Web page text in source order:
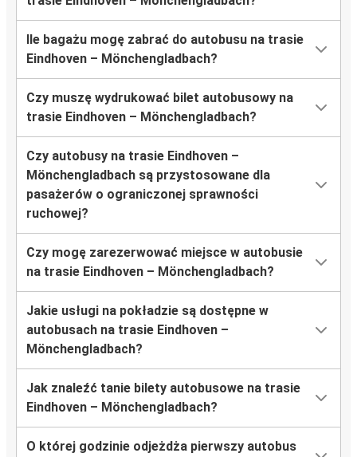
Ile bagażu mogę zabrać do autobusu na trasie
Eindhoven – Mönchengladbach?
Czy muszę wydrukować bilet autobusowy na
trasie Eindhoven – Mönchengladbach?
Czy autobusy na trasie Eindhoven –
Mönchengladbach są przystosowane dla
pasażerów o ograniczonej sprawności
ruchowej?
Czy mogę zarezerwować miejsce w autobusie
na trasie Eindhoven – Mönchengladbach?
Jakie usługi na pokładzie są dostępne w
autobusach na trasie Eindhoven –
Mönchengladbach?
Jak znaleźć tanie bilety autobusowe na trasie
Eindhoven – Mönchengladbach?
O której godzinie odjeżdża pierwszy autobus